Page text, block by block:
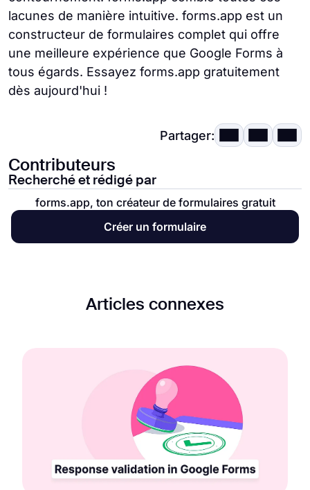
lacunes de manière intuitive. forms.app est un
constructeur de formulaires complet qui offre
une meilleure expérience que Google Forms à
tous égards. Essayez forms.app gratuitement
dès aujourd'hui !
Partager:
Contributeurs
Recherché et rédigé par
forms.app, ton créateur de formulaires gratuit
Créer un formulaire
Articles connexes